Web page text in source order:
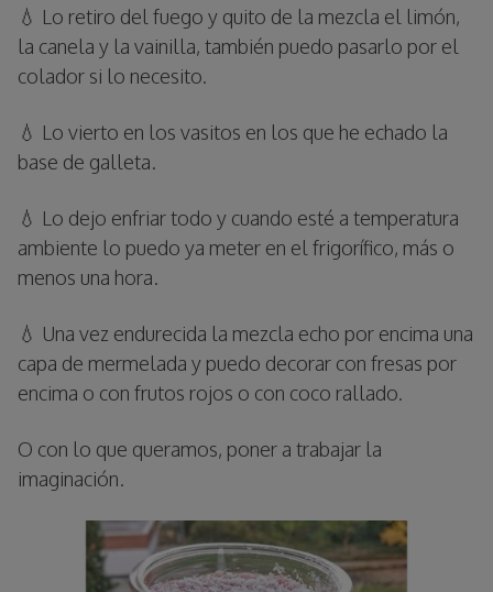
💧 Lo retiro del fuego y quito de la mezcla el limón,
la canela y la vainilla, también puedo pasarlo por el
colador si lo necesito.
💧 Lo vierto en los vasitos en los que he echado la
base de galleta.
💧 Lo dejo enfriar todo y cuando esté a temperatura
ambiente lo puedo ya meter en el frigorífico, más o
menos una hora.
💧 Una vez endurecida la mezcla echo por encima una
capa de mermelada y puedo decorar con fresas por
encima o con frutos rojos o con coco rallado.
O con lo que queramos, poner a trabajar la
imaginación.